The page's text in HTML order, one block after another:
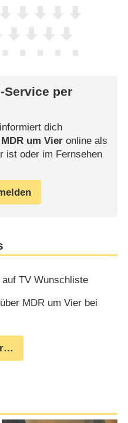
Service per
dich
MDR um Vieronline als
ist oder im Fernsehen
auf TV Wunschliste
MDR um Vier bei